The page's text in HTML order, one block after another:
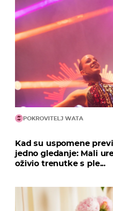
POKROVITELJ WATA
Kad su uspomene
jedno gledanje: Mali
oživio trenutke s ple...